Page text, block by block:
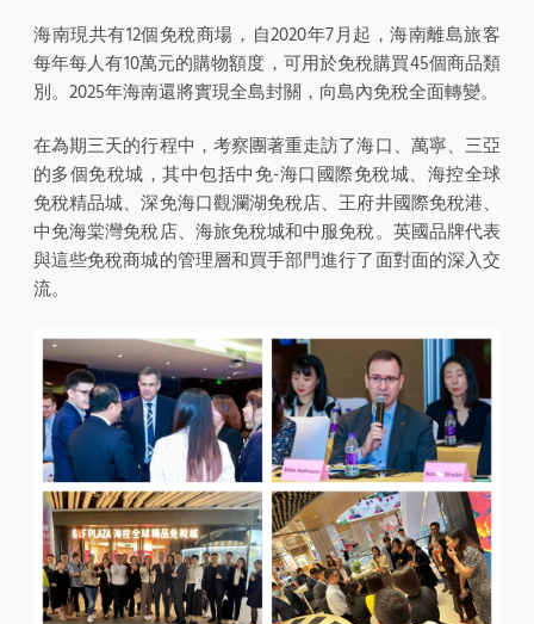
海南現共有12個免稅商場，自2020年7月起，海南離島旅客
每年每人有10萬元的購物額度，可用於免稅購買45個商品類
別。2025年海南還將實現全島封關，向島內免稅全面轉變。
在為期三天的行程中，考察團著重走訪了海口、萬寧、三亞
的多個免稅城，其中包括中免-海口國際免稅城、海控全球
免稅精品城、深免海口觀瀾湖免稅店、王府井國際免稅港、
中免海棠灣免稅店、海旅免稅城和中服免稅。英國品牌代表
與這些免稅商城的管理層和買手部門進行了面對面的深入交
流。